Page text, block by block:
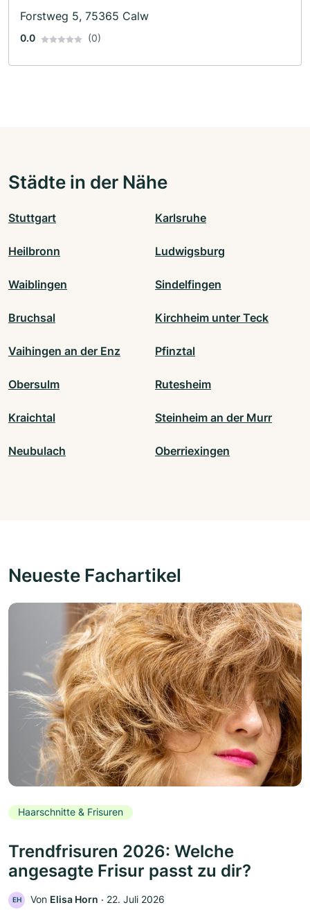
Forstweg 5, 75365 Calw
0.0 (0)
Städte in der Nähe
Stuttgart Karlsruhe
Heilbronn Ludwigsburg
Waiblingen Sindelfingen
Bruchsal Kirchheim unter Teck
Vaihingen an der Enz Pfinztal
Obersulm Rutesheim
Kraichtal Steinheim an der Murr
Neubulach Oberriexingen
Neueste Fachartikel
Haarschnitte & Frisuren
Trendfrisuren 2026: Welche
angesagte Frisur passt zu dir?
EH Von Elisa Horn ‧ 22. Juli 2026